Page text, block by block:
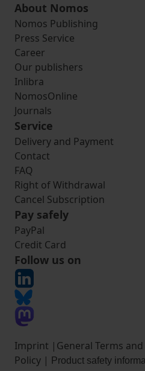
About Nomos
Nomos Publishing
Press Service
Career
Our publishers
Inlibra
NomosOnline
Journals
Service
Delivery and Payment
Contact
FAQ
Right of Withdrawal
Cancel Subscription
Pay safely
PayPal
Credit Card
Follow us on
Imprint | General Terms
Policy | Product safety